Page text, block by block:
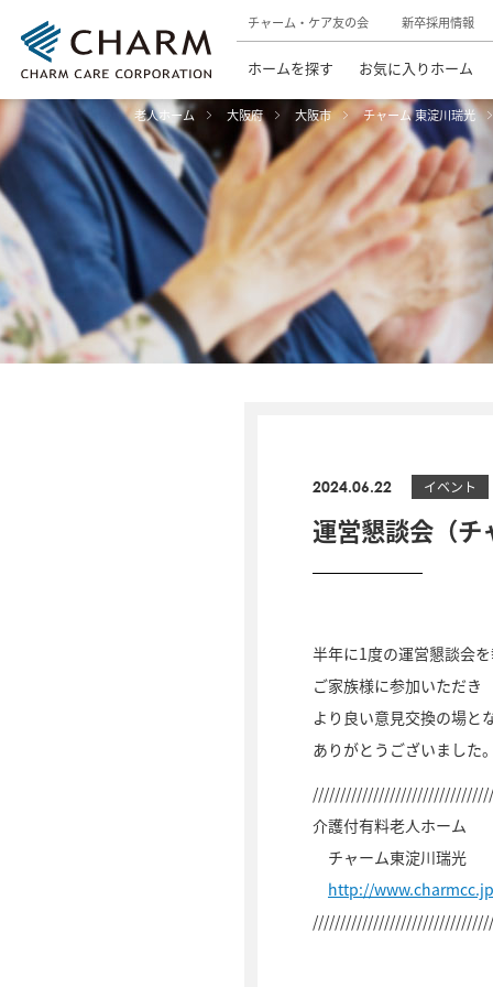
チャーム・ケア友の会 新卒採用情報
ホームを探す お気に入りホーム
老人ホーム 大阪府 大阪市 チャーム 東淀川瑞光
2024.06.22 イベント
運営懇談会（チ
半年に1度の運営懇談会
ご家族様に参加いただき
より良い意見交換の場と
ありがとうございました
介護付有料老人ホーム
チャーム東淀川瑞光
http://